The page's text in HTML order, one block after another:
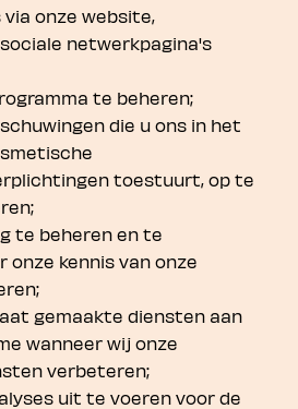
onze website,
netwerkpagina's
te beheren;
die u ons in het
toestuurt, op te
te beheren en te
onze kennis van onze
gemaakte diensten aan
wanneer wij onze
verbeteren;
uit te voeren voor de